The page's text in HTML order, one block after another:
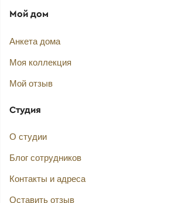
Мой дом
Анкета дома
Моя коллекция
Мой отзыв
Студия
О студии
Блог сотрудников
Контакты и адреса
Оставить отзыв